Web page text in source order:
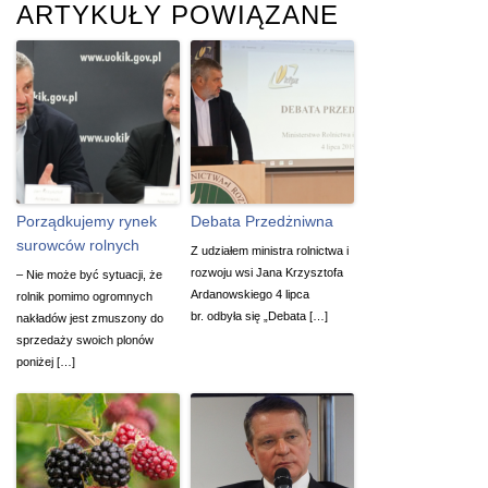
ARTYKUŁY POWIĄZANE
Porządkujemy rynek
surowców rolnych
– Nie może być sytuacji, że
rolnik pomimo ogromnych
nakładów jest zmuszony do
sprzedaży swoich plonów
poniżej […]
Debata Przedżniwna
Z udziałem ministra rolnictwa i
rozwoju wsi Jana Krzysztofa
Ardanowskiego 4 lipca
br. odbyła się „Debata […]